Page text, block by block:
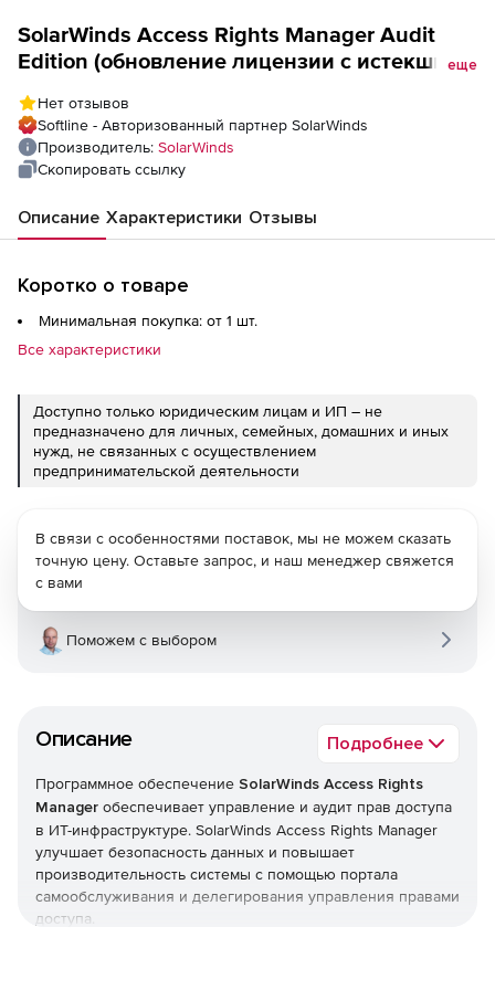
SolarWinds Access Rights Manager Audit
Edition (обновление лицензии с истекшим
аккаунтов
еще
Нет отзывов
Softline - Авторизованный партнер SolarWinds
Производитель: SolarWinds
Скопировать ссылку
Описание Характеристики Отзывы
Коротко о товаре
Минимальная покупка: от 1 шт.
Все характеристики
Доступно только юридическим лицам и ИП – не
предназначено для личных, семейных, домашних и иных
нужд, не связанных с осуществлением
предпринимательской деятельности
Описание Подробнее
Программное обеспечение SolarWinds Access Rights
Manager обеспечивает управление и аудит прав доступа
в ИТ-инфраструктуре. SolarWinds Access Rights Manager
улучшает безопасность данных и повышает
производительность системы с помощью портала
самообслуживания и делегирования управления правами
доступа.
В связи с особенностями поставок, мы не можем сказать
точную цену. Оставьте запрос, и наш менеджер свяжется
с вами
Поможем с выбором